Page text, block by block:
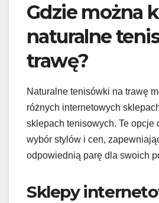
Gdzie można
naturalne
trawę?
Naturalne tenisówki na trawę
różnych internetowych
sklepach tenisowych. Te opcje
wybór stylów i cen,
odpowiednią parę dla swoich
Sklepy